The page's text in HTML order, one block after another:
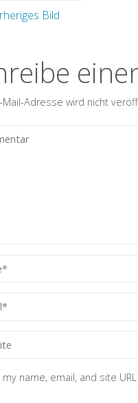
Bild
Mail-Adresse wird nicht
my name, email, and site